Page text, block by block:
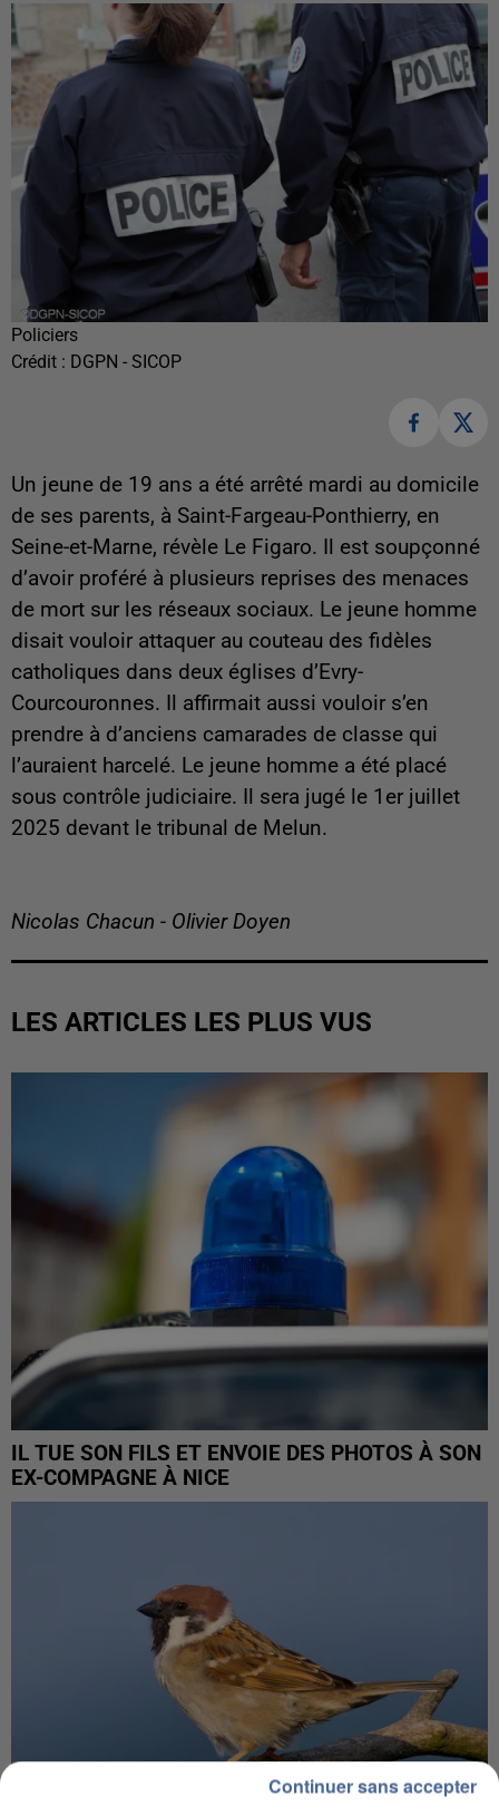
Policiers
Crédit : DGPN - SICOP
Un jeune de 19 ans a été arrêté mardi au domicile
de ses parents, à Saint-Fargeau-Ponthierry, en
Seine-et-Marne, révèle Le Figaro. Il est soupçonné
d’avoir proféré à plusieurs reprises des menaces
de mort sur les réseaux sociaux. Le jeune homme
disait vouloir attaquer au couteau des fidèles
catholiques dans deux églises d’Evry-
Courcouronnes. Il affirmait aussi vouloir s’en
prendre à d’anciens camarades de classe qui
l’auraient harcelé. Le jeune homme a été placé
sous contrôle judiciaire. Il sera jugé le 1er juillet
2025 devant le tribunal de Melun.
Nicolas Chacun - Olivier Doyen
LES ARTICLES LES PLUS VUS
IL TUE SON FILS ET ENVOIE DES PHOTOS À SON
EX-COMPAGNE À NICE
Continuer sans accepter